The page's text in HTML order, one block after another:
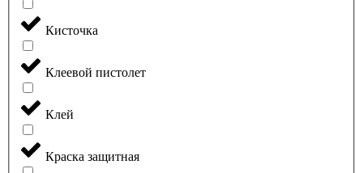
Кисточка
Клеевой пистолет
Клей
Краска защитная